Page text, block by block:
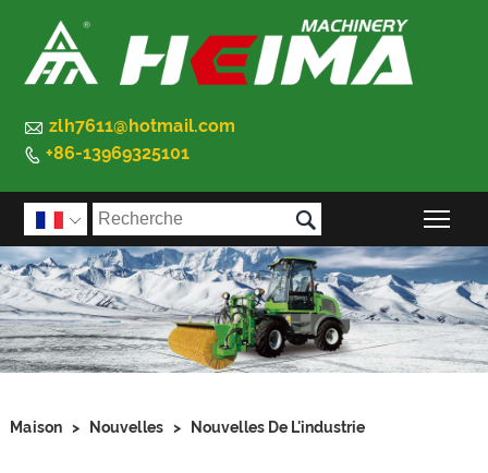
 zlh7611@hotmail.com
 +86-13969325101
 
Maison > Nouvelles > Nouvelles De L'industrie